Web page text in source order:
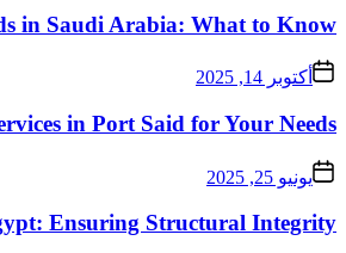
in Saudi Arabia: What to Know
أكتوبر 14, 2025
in Port Said for Your Needs
يونيو 25, 2025
Ensuring Structural Integrity